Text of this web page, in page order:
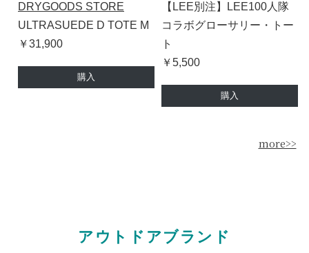
DRYGOODS STORE
ULTRASUEDE D TOTE M
￥31,900
購入
【LEE別注】LEE100人隊
コラボグローサリー・トー
ト
￥5,500
購入
more>>
アウトドアブランド